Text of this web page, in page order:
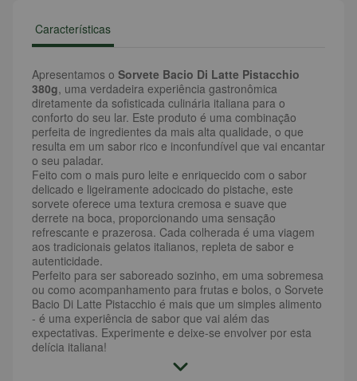
Características
Apresentamos o Sorvete Bacio Di Latte Pistacchio
380g, uma verdadeira experiência gastronômica
diretamente da sofisticada culinária italiana para o
conforto do seu lar. Este produto é uma combinação
perfeita de ingredientes da mais alta qualidade, o que
resulta em um sabor rico e inconfundível que vai encantar
o seu paladar.
Feito com o mais puro leite e enriquecido com o sabor
delicado e ligeiramente adocicado do pistache, este
sorvete oferece uma textura cremosa e suave que
derrete na boca, proporcionando uma sensação
refrescante e prazerosa. Cada colherada é uma viagem
aos tradicionais gelatos italianos, repleta de sabor e
autenticidade.
Perfeito para ser saboreado sozinho, em uma sobremesa
ou como acompanhamento para frutas e bolos, o Sorvete
Bacio Di Latte Pistacchio é mais que um simples alimento
- é uma experiência de sabor que vai além das
expectativas. Experimente e deixe-se envolver por esta
delícia italiana!